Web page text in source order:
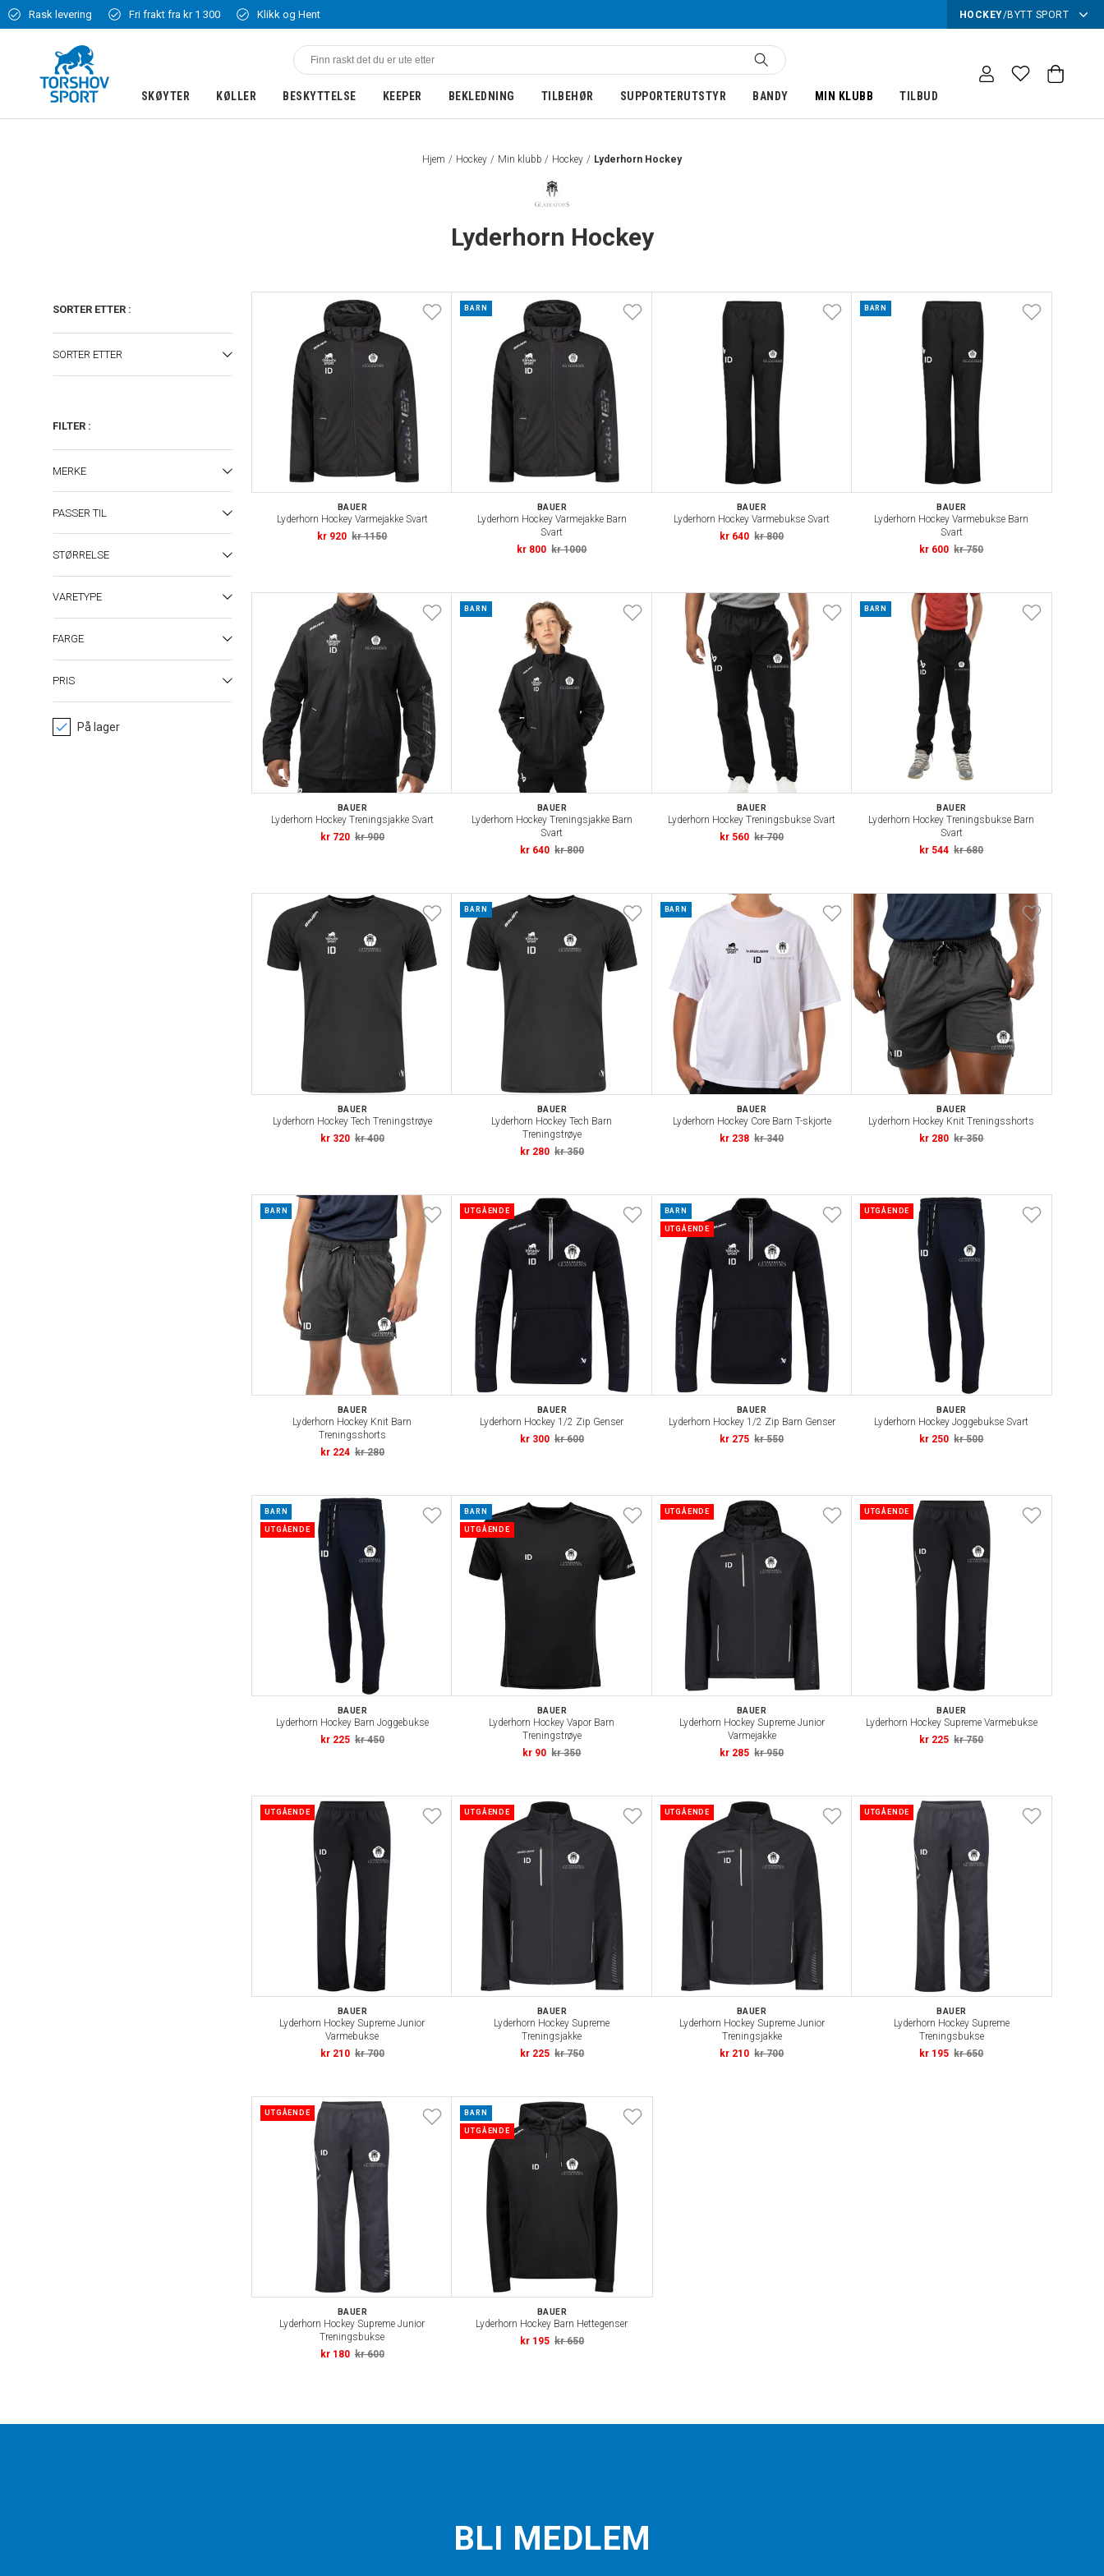
Rask levering Fri frakt fra kr 1 300 Klikk og Hent HOCKEY/BYTT SPORT
SKØYTER KØLLER BESKYTTELSE KEEPER BEKLEDNING TILBEHØR SUPPORTERUTSTYR BANDY MIN KLUBB TILBUD
Hjem Hockey Min klubb Hockey Lyderhorn Hockey
Lyderhorn Hockey
SORTER ETTER :
SORTER ETTER
FILTER :
MERKE
PASSER TIL
STØRRELSE
VARETYPE
FARGE
PRIS
På lager
BAUER
Lyderhorn Hockey Varmejakke Svart
kr 920 kr 1150
BARN
BAUER
Lyderhorn Hockey Varmejakke Barn
Svart
kr 800 kr 1000
BAUER
Lyderhorn Hockey Varmebukse Svart
kr 640 kr 800
BARN
BAUER
Lyderhorn Hockey Varmebukse Barn
Svart
kr 600 kr 750
BAUER
Lyderhorn Hockey Treningsjakke Svart
kr 720 kr 900
BARN
BAUER
Lyderhorn Hockey Treningsjakke Barn
Svart
kr 640 kr 800
BAUER
Lyderhorn Hockey Treningsbukse Svart
kr 560 kr 700
BARN
BAUER
Lyderhorn Hockey Treningsbukse Barn
Svart
kr 544 kr 680
BAUER
Lyderhorn Hockey Tech Treningstrøye
kr 320 kr 400
BARN
BAUER
Lyderhorn Hockey Tech Barn
Treningstrøye
kr 280 kr 350
BARN
BAUER
Lyderhorn Hockey Core Barn T-skjorte
kr 238 kr 340
BAUER
Lyderhorn Hockey Knit Treningsshorts
kr 280 kr 350
BARN
BAUER
Lyderhorn Hockey Knit Barn
Treningsshorts
kr 224 kr 280
UTGÅENDE
BAUER
Lyderhorn Hockey 1/2 Zip Genser
kr 300 kr 600
BARN
UTGÅENDE
BAUER
Lyderhorn Hockey 1/2 Zip Barn Genser
kr 275 kr 550
UTGÅENDE
BAUER
Lyderhorn Hockey Joggebukse Svart
kr 250 kr 500
BARN
UTGÅENDE
BAUER
Lyderhorn Hockey Barn Joggebukse
kr 225 kr 450
BARN
UTGÅENDE
BAUER
Lyderhorn Hockey Vapor Barn
Treningstrøye
kr 90 kr 350
UTGÅENDE
BAUER
Lyderhorn Hockey Supreme Junior
Varmejakke
kr 285 kr 950
UTGÅENDE
BAUER
Lyderhorn Hockey Supreme Varmebukse
kr 225 kr 750
UTGÅENDE
BAUER
Lyderhorn Hockey Supreme Junior
Varmebukse
kr 210 kr 700
UTGÅENDE
BAUER
Lyderhorn Hockey Supreme
Treningsjakke
kr 225 kr 750
UTGÅENDE
BAUER
Lyderhorn Hockey Supreme Junior
Treningsjakke
kr 210 kr 700
UTGÅENDE
BAUER
Lyderhorn Hockey Supreme
Treningsbukse
kr 195 kr 650
UTGÅENDE
BAUER
Lyderhorn Hockey Supreme Junior
Treningsbukse
kr 180 kr 600
BARN
UTGÅENDE
BAUER
Lyderhorn Hockey Barn Hettegenser
kr 195 kr 650
BLI MEDLEM